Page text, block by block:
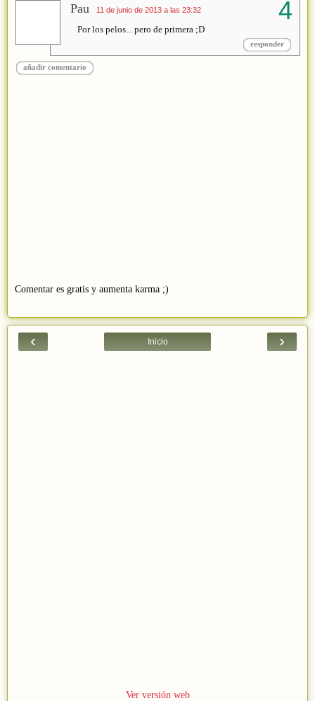
Pau 11 de junio de 2013 a las 23:32
Por los pelos... pero de primera ;D
responder
añadir comentario
Comentar es gratis y aumenta karma ;)
‹ ›
Inicio
Ver versión web